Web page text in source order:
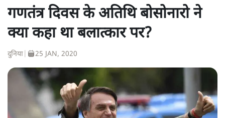
गणतंत्र दिवस के अतिथि बोसोनारो ने
क्या कहा था बलात्कार पर?
दुनिया 25 JAN, 2020